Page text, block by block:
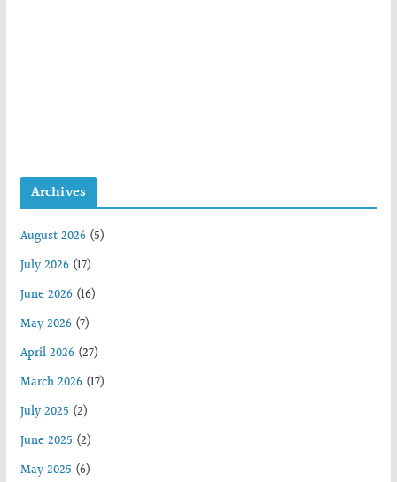
Archives
August 2026(5)
July 2026(17)
June 2026(16)
May 2026(7)
April 2026(27)
March 2026(17)
July 2025 (2)
June 2025 (2)
May 2025 (6)